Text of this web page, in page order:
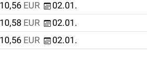
10,56 EUR
02.01.
10,58 EUR
02.01.
10,56 EUR 02.01.